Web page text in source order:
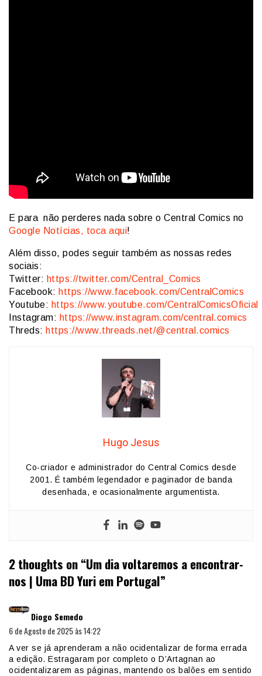
E para não perderes nada sobre o Central Comics no
Google Notícias, toca aqui!
Além disso, podes seguir também as nossas redes
sociais:
Twitter: https://twitter.com/Central_Comics
Facebook: https://www.facebook.com/CentralComics
Youtube: https://www.youtube.com/CentralComicsOficial
Instagram: https://www.instagram.com/central.comics
Threds: https://www.threads.net/@central.comics
Hugo Jesus
Co-criador e administrador do Central Comics desde
2001. É também legendador e paginador de banda
desenhada, e ocasionalmente argumentista.
2 thoughts on “Um dia voltaremos a encontrar-
nos | Uma BD Yuri em Portugal”
Diogo Semedo
6 de Agosto de 2025 às 14:22
A ver se já aprenderam a não ocidentalizar de forma errada
a edição. Estragaram por completo o D’Artagnan ao
ocidentalizarem as páginas, mantendo os balões em sentido